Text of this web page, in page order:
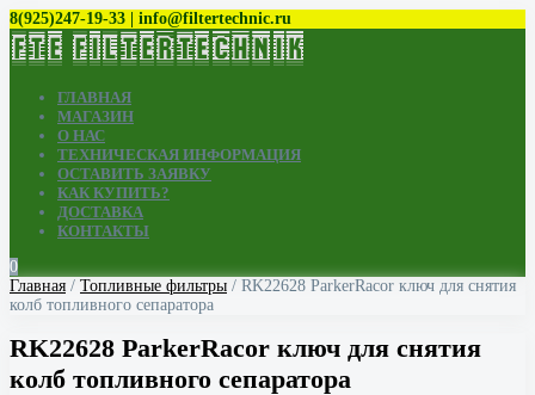
8(925)247-19-33 | info@filtertechnic.ru
ГЛАВНАЯ
МАГАЗИН
О НАС
ТЕХНИЧЕСКАЯ ИНФОРМАЦИЯ
ОСТАВИТЬ ЗАЯВКУ
КАК КУПИТЬ?
ДОСТАВКА
КОНТАКТЫ
0
Главная / Топливные фильтры / RK22628 ParkerRacor ключ для снятия
колб топливного сепаратора
RK22628 ParkerRacor ключ для снятия
колб топливного сепаратора